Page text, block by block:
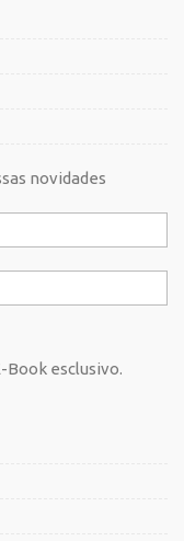
novidades
Book esclusivo.